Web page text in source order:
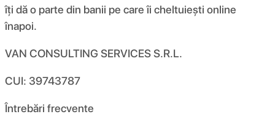
îți dă o parte din banii pe care îi cheltuiești online
înapoi.
VAN CONSULTING SERVICES S.R.L.
CUI: 39743787
Întrebări frecvente